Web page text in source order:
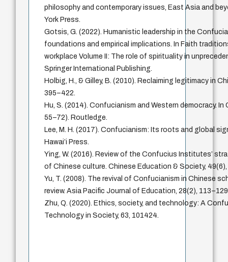
philosophy and contemporary issues, East Asia and
York Press.
Gotsis, G. (2022). Humanistic leadership in the
foundations and empirical implications. In Faith
workplace Volume II: The role of spirituality in
Springer International Publishing.
Holbig, H., & Gilley, B. (2010). Reclaiming legitimacy in
395–422.
Hu, S. (2014). Confucianism and Western democracy. In
55–72). Routledge.
Lee, M. H. (2017). Confucianism: Its roots and global
Hawai’i Press.
Ying, W. (2016). Review of the Confucius Institutes’
of Chinese culture. Chinese Education & Society,
Yu, T. (2008). The revival of Confucianism in Chinese
review. Asia Pacific Journal of Education, 28(2),
Zhu, Q. (2020). Ethics, society, and technology: A
Technology in Society, 63, 101424.